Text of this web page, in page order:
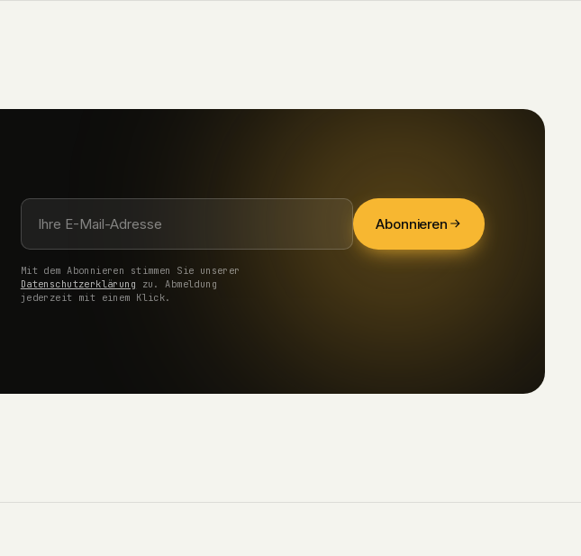
Abonnieren
Mit dem Abonnieren stimmen Sie unserer
Datenschutzerklärung zu. Abmeldung
jederzeit mit einem Klick.